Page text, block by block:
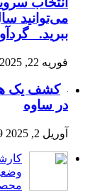
می‌توانید
ببرید.
فوریه 22, 2025
در ساوه
آوریل 2, 2025